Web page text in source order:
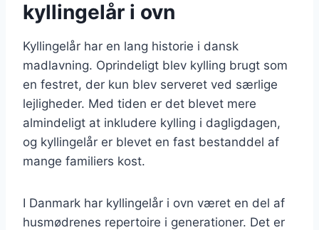
kyllingelår i ovn
Kyllingelår har en lang historie i dansk
madlavning. Oprindeligt blev kylling brugt som
en festret, der kun blev serveret ved særlige
lejligheder. Med tiden er det blevet mere
almindeligt at inkludere kylling i dagligdagen,
og kyllingelår er blevet en fast bestanddel af
mange familiers kost.
I Danmark har kyllingelår i ovn været en del af
husmødrenes repertoire i generationer. Det er